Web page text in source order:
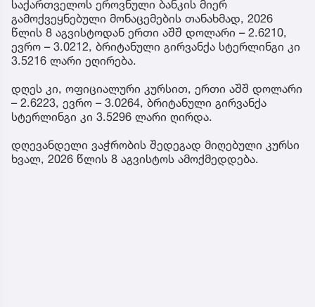
საქართველოს ეროვნული ბანკის მიერ
გამოქვეყნებული მონაცემების თანახმად, 2026
წლის 8 აგვისტოდან ერთი აშშ დოლარი – 2.6210,
ევრო – 3.0212, ბრიტანული გირვანქა სტერლინგი კი
3.5216 ლარი ეღირება.
დღეს კი, ოფიციალური კურსით, ერთი აშშ დოლარი
– 2.6223, ევრო – 3.0264, ბრიტანული გირვანქა
სტერლინგი კი 3.5296 ლარი ღირდა.
დღევანდელი ვაჭრობის შედეგად მიღებული კურსი
ხვალ, 2026 წლის 8 აგვისტოს ამოქმედდება.